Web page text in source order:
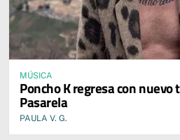
MÚSICA
Poncho K regresa con nuevo
Pasarela
PAULA V. G.